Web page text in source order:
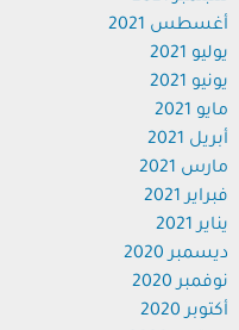
أغسطس 2021
يوليو 2021
يونيو 2021
مايو 2021
أبريل 2021
مارس 2021
فبراير 2021
يناير 2021
ديسمبر 2020
نوفمبر 2020
أكتوبر 2020